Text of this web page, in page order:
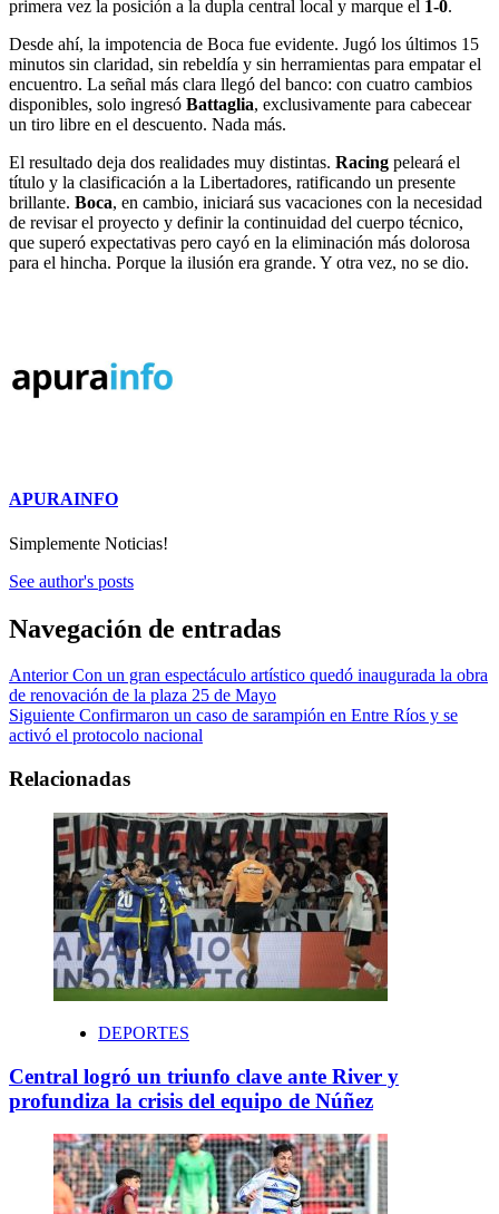
primera vez la posición a la dupla central local y marque el 1-0.
Desde ahí, la impotencia de Boca fue evidente. Jugó los últimos 15
minutos sin claridad, sin rebeldía y sin herramientas para empatar el
encuentro. La señal más clara llegó del banco: con cuatro cambios
disponibles, solo ingresó Battaglia, exclusivamente para cabecear
un tiro libre en el descuento. Nada más.
El resultado deja dos realidades muy distintas. Racing peleará el
título y la clasificación a la Libertadores, ratificando un presente
brillante. Boca, en cambio, iniciará sus vacaciones con la necesidad
de revisar el proyecto y definir la continuidad del cuerpo técnico,
que superó expectativas pero cayó en la eliminación más dolorosa
para el hincha. Porque la ilusión era grande. Y otra vez, no se dio.
APURAINFO
Simplemente Noticias!
See author's posts
Navegación de entradas
AnteriorCon un gran espectáculo artístico quedó inaugurada la obra
de renovación de la plaza 25 de Mayo
Siguiente Confirmaron un caso de sarampión en Entre Ríos y se
activó el protocolo nacional
Relacionadas
DEPORTES
Central logró un triunfo clave ante River y
profundiza la crisis del equipo de Núñez